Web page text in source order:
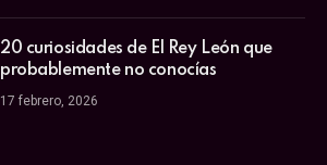
20 curiosidades de El Rey León que
probablemente no conocías
17 febrero, 2026